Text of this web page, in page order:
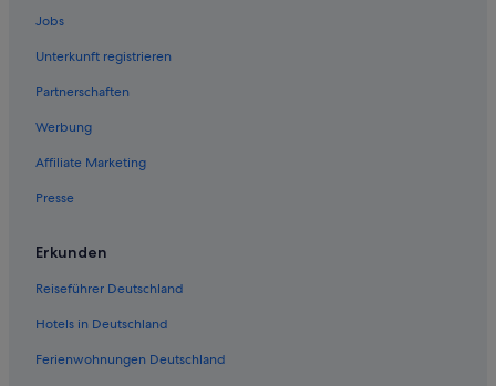
2-Sterne-Hotels in Montparnasse
Jobs
Unterkunft registrieren
Partnerschaften
Werbung
Affiliate Marketing
Presse
Erkunden
Reiseführer Deutschland
Hotels in Deutschland
Ferienwohnungen Deutschland